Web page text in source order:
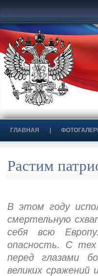
ГЛАВНАЯ
Растим
В этом году
смертельную
себя всю
опасность. С
перед глазами
великих сражений